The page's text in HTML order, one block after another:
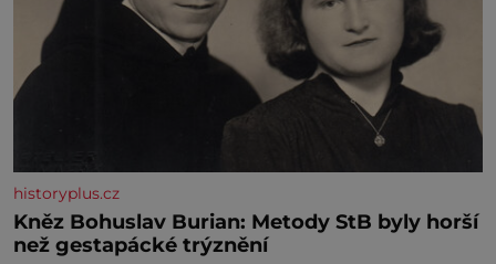
historyplus.cz
Kněz Bohuslav Burian: Metody StB byly horší
než gestapácké trýznění